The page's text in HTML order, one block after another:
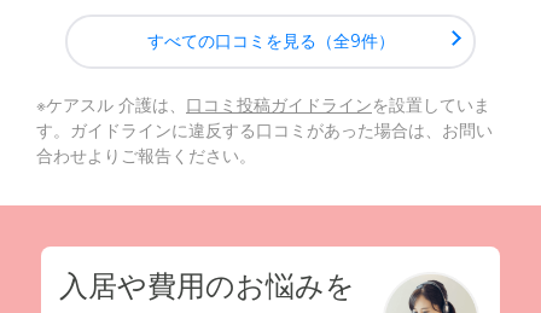
すべての口コミを見る（全9件）
※ケアスル 介護は、 口コミ投稿ガイドラインを設置していま
す。ガイドラインに違反する口コミがあった場合は、お問い
合わせよりご報告ください。
入居や費用のお悩みを